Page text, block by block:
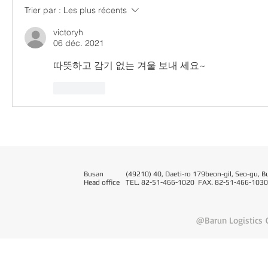
Trier par : Les plus récents
victoryh
06 déc. 2021
따뜻하고 감기 없는 겨울 보내 세요~
Busan
Head office
(49210) 40, Daeti-ro 179beon-gil, Seo-gu,
TEL. 82-51-466-1020 FAX. 82-51-466-1030
@Barun Logistics